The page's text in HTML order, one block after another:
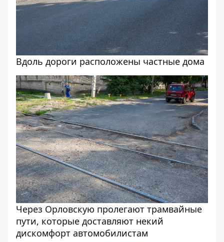
Вдоль дороги расположены частные дома
Через Орловскую пролегают трамвайные
пути, которые доставляют некий
дискомфорт автомобилистам